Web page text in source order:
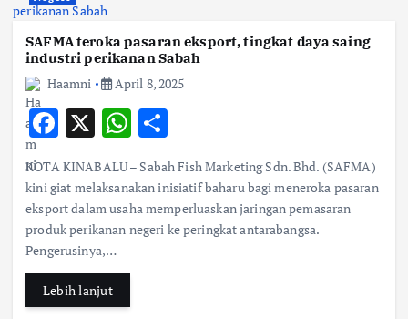
SAFMA teroka pasaran eksport, tingkat daya saing
industri perikanan Sabah
Haamni
April 8, 2025
F
ac
e
b
o
o
k
X W
h
at
s
A
h
ar
e
KOTA KINABALU – Sabah Fish Marketing Sdn. Bhd. (SAFMA)
kini giat melaksanakan inisiatif baharu bagi meneroka pasaran
eksport dalam usaha memperluaskan jaringan pemasaran
produk perikanan negeri ke peringkat antarabangsa.
Pengerusinya,…
Lebih lanjut